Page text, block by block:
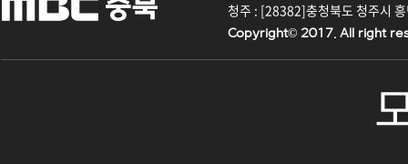
청주 : [28382]충청북도 청주시
Copyright© 2017. All right